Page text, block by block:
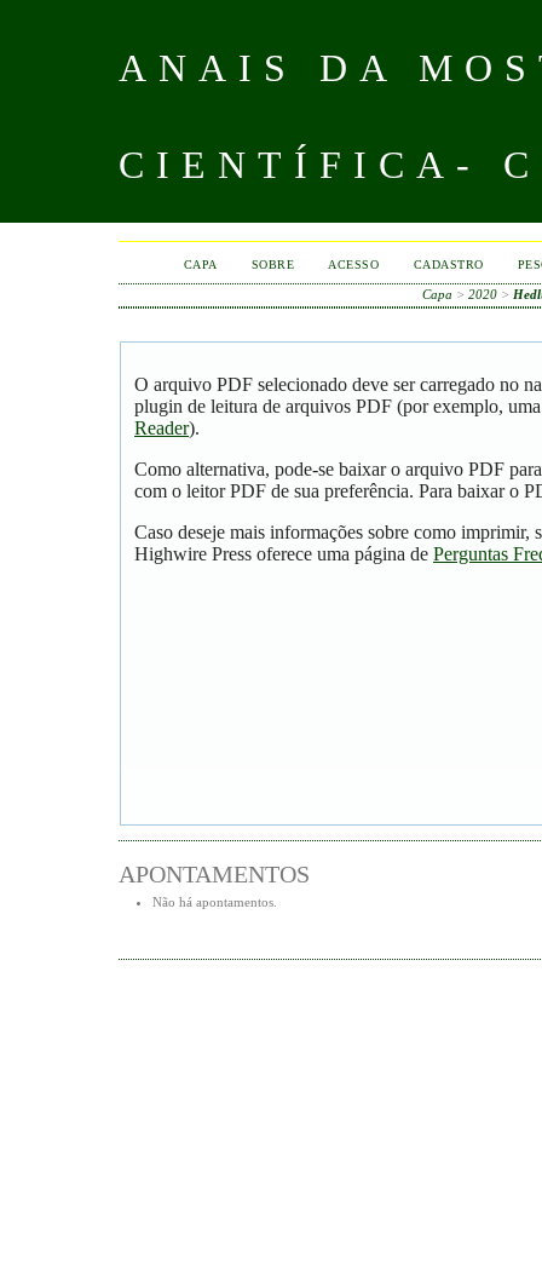
ANAIS DA
CIENTÍFICA-
CAPA SOBRE ACESSO CADASTRO
Capa > 2020>
O arquivo PDF selecionado deve ser carregado no
plugin de leitura de arquivos PDF (por exemplo,
Reader).
Como alternativa, pode-se baixar o arquivo PDF
com o leitor PDF de sua preferência. Para baixar o
Caso deseje mais informações sobre como imprimir,
Highwire Press oferece uma página de Perguntas
APONTAMENTOS
Não há apontamentos.